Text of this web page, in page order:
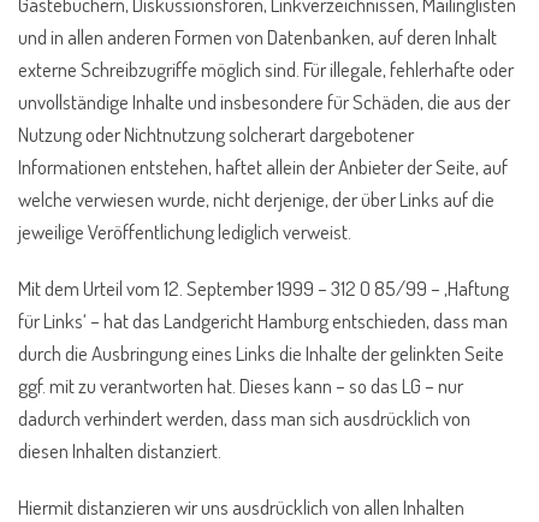
und in allen anderen Formen von Datenbanken, auf deren Inhalt
externe Schreibzugriffe möglich sind. Für illegale, fehlerhafte oder
unvollständige Inhalte und insbesondere für Schäden, die aus der
Nutzung oder Nichtnutzung solcherart dargebotener
Informationen entstehen, haftet allein der Anbieter der Seite, auf
welche verwiesen wurde, nicht derjenige, der über Links auf die
jeweilige Veröffentlichung lediglich verweist.
Mit dem Urteil vom 12. September 1999 – 312 O 85/99 – ‚Haftung
für Links‘ – hat das Landgericht Hamburg entschieden, dass man
durch die Ausbringung eines Links die Inhalte der gelinkten Seite
ggf. mit zu verantworten hat. Dieses kann – so das LG – nur
dadurch verhindert werden, dass man sich ausdrücklich von
diesen Inhalten distanziert.
Hiermit distanzieren wir uns ausdrücklich von allen Inhalten